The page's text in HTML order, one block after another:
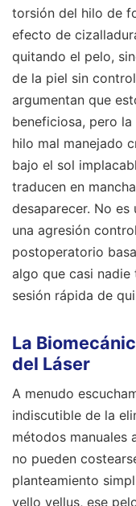
torsión del hilo de
efecto de
quitando el pelo,
de la piel sin
argumentan que
beneficiosa, pero
hilo mal manejado
bajo el sol
traducen en
desaparecer. No
una agresión
postoperatorio
algo que casi
sesión rápida de
La
del Láser
A menudo
indiscutible de la
métodos manuales
no pueden
planteamiento
vello vellus, ese